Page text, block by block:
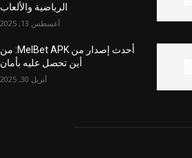
الرياضية والألعاب
أغسطس 13, 2025
أحدث إصدار من MelBet APK: من
أين تحصل عليه بأمان
أبريل 30, 2025